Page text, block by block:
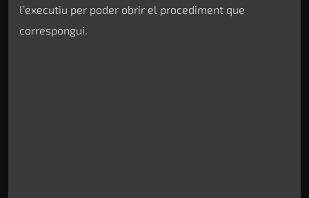
l’executiu per poder obrir el procediment que
correspongui.